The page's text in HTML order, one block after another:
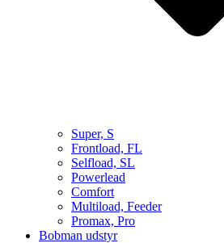
Super, S
Frontload, FL
Selfload, SL
Powerlead
Comfort
Multiload, Feeder
Promax, Pro
Bobman udstyr